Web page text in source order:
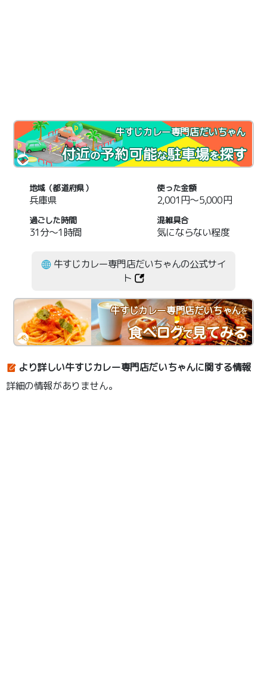
牛すじカレー専門店だいちゃん
地域（都道府県）
兵庫県
使った金額
2,001円～5,000円
過ごした時間
31分～1時間
混雑具合
気にならない程度
牛すじカレー専門店だいちゃんの公式サイ
ト
牛すじカレー専門店だいちゃんを
より詳しい牛すじカレー専門店だいちゃんに関する情報
詳細の情報がありません。